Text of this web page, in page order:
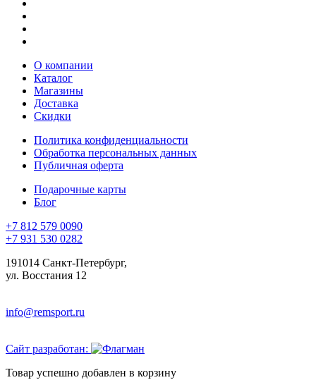
О компании
Каталог
Магазины
Доставка
Скидки
Политика конфиденциальности
Обработка персональных данных
Публичная оферта
Подарочные карты
Блог
+7 812 579 0090
+7 931 530 0282
191014 Санкт-Петербург,
ул. Восстания 12
info@remsport.ru
Сайт разработан:
Товар успешно добавлен в корзину